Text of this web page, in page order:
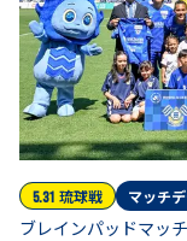
5.31 琉球戦 マッチ
ブレインパッドマッ